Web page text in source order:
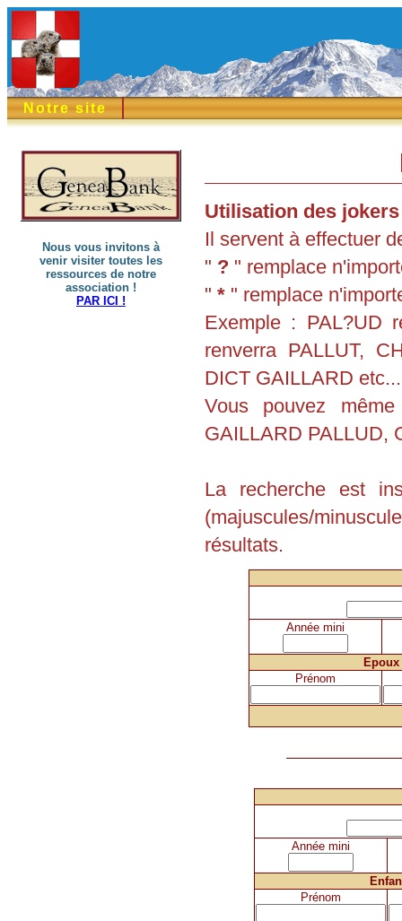
Notre site
Nous vous invitons à
venir visiter toutes les
ressources de notre
association !
PAR ICI !
Utilisation des jokers
Il servent à effectuer
" ? " remplace
" * " remplace
Exemple : PAL?UD
renverra PALLUT,
DICT GAILLARD etc...
Vous pouvez
GAILLARD PALLUD,
La recherche est
(majuscules/
résultats.
Année mini
Epoux
Prénom
Année mini
Prénom